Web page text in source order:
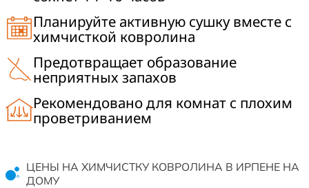
Планируйте активную сушку вместе с
химчисткой ковролина
Предотвращает образование
неприятных запахов
Рекомендовано для комнат с плохим
проветриванием
ЦЕНЫ НА ХИМЧИСТКУ КОВРОЛИНА В ИРПЕНЕ НА
ДОМУ